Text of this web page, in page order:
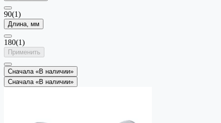
90(1)
Длина, мм
180(1)
Применить
Сначала «В наличии»
Сначала «В наличии»